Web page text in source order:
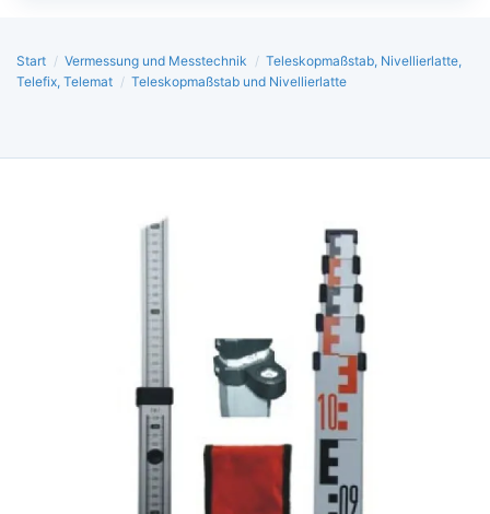
Start / Vermessung und Messtechnik / Teleskopmaßstab, Nivellierlatte,
Telefix, Telemat / Teleskopmaßstab und Nivellierlatte